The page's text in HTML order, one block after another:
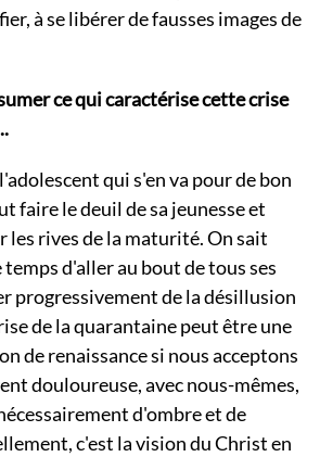
à se libérer de fausses images de
ce qui caractérise cette crise
qui s'en va pour de bon
faire le deuil de sa jeunesse et
les rives de la maturité. On sait
temps d'aller au bout de tous ses
progressivement de la désillusion
de la quarantaine peut être une
de renaissance si nous acceptons
douloureuse, avec nous-mêmes,
d'ombre et de
c'est la vision du Christ en